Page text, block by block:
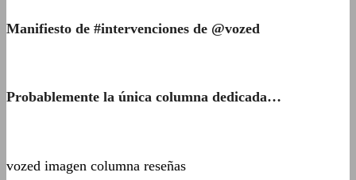
Manifiesto de #intervenciones de @vozed
Probablemente la única columna dedicada…
vozed imagen columna reseñas